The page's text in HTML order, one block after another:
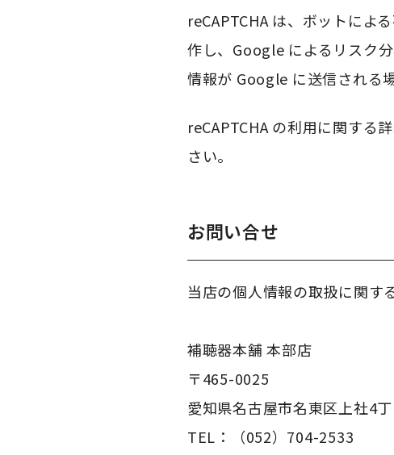
reCAPTCHA は、ボットによ
作し、Google によるリスク
情報が Google に送信される
reCAPTCHA の利用に関する詳
さい。
お問い合せ
当店の個人情報の取扱に関す
補聴器本舗 本部店
〒465-0025
愛知県名古屋市名東区上社4
TEL：（052）704-2533